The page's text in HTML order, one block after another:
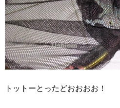
トットーとったどおおおお！